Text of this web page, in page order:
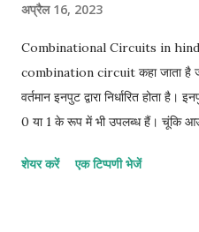
अप्रैल 16, 2023
Combinational Circuits in
combination circuit कहा जाता है
वर्तमान इनपुट द्वारा निर्धारित होता
0 या 1 के रूप में भी उपलब्ध हैं। चूंकि
circuit से जुड़ी होती है। इसके
शेयर करें एक टिप्पणी भेजें